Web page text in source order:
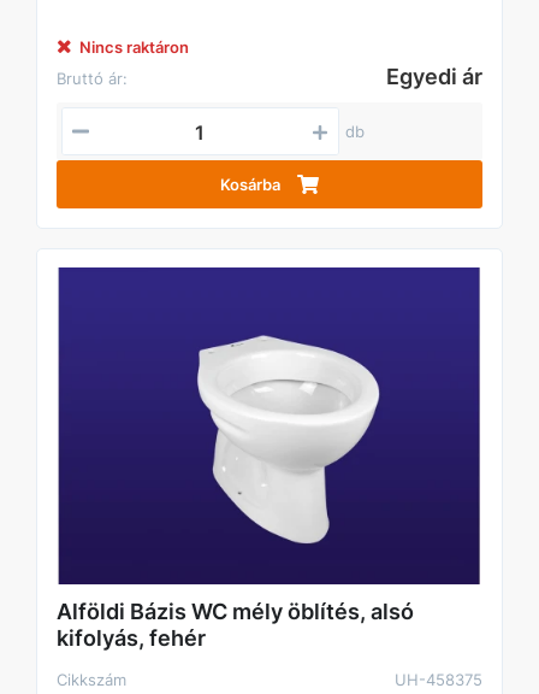
Nincs raktáron
Bruttó ár:
Egyedi ár
db
Kosárba
Alföldi Bázis WC mély öblítés, alsó
kifolyás, fehér
Cikkszám
UH-458375